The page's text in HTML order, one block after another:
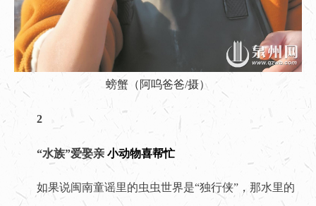
螃蟹（阿呜爸爸/摄）
2
“水族”爱娶亲 小动物喜帮忙
如果说闽南童谣里的虫虫世界是“独行侠”，那水里的